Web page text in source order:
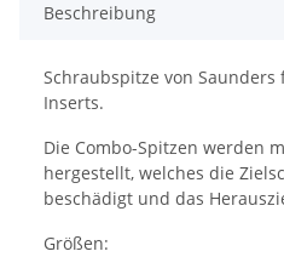
Beschreibung
Schraubspitze von
Inserts.
Die Combo-Spitzen werden
hergestellt, welches die
beschädigt und das
Größen: